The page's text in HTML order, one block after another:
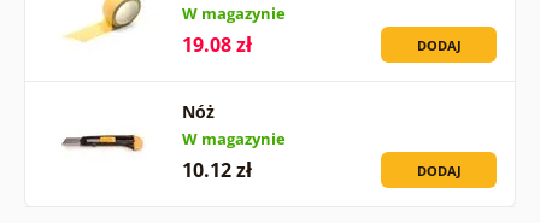
W magazynie
19.08 zł DODAJ
Nóż
W magazynie
10.12 zł DODAJ